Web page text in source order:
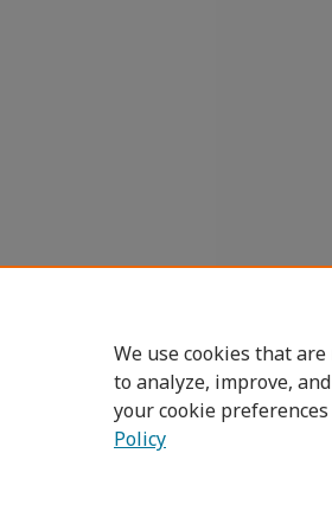
We use cookies that
to analyze, improve,
your cookie
Policy